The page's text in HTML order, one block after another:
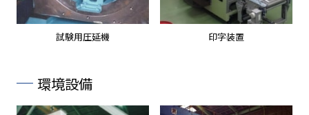
試験用圧延機 印字装置
環境設備